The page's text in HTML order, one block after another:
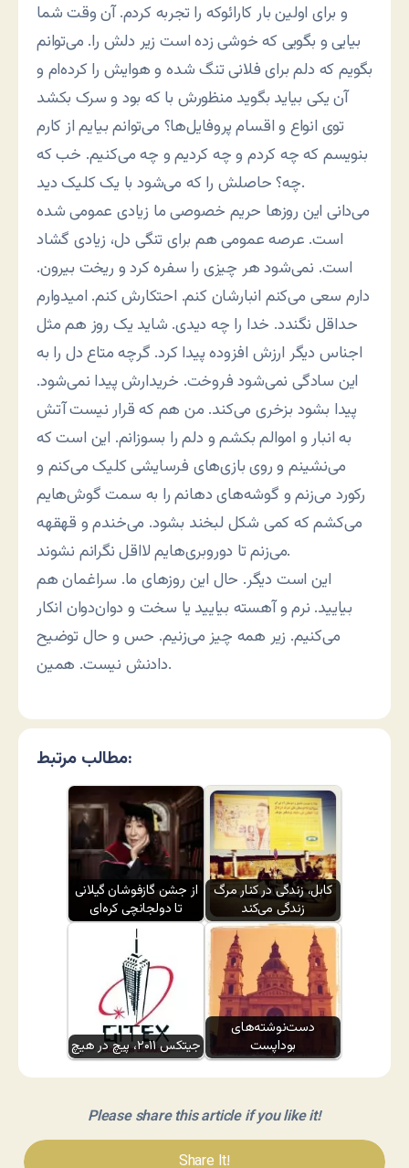
و برای اولین بار کارائوکه را تجربه کردم. آن وقت شما
بیایی و بگویی که خوشی زده است زیر دلش را. می‌توانم
بگویم که دلم برای فلانی تنگ شده و هوایش را کرده‌ام و
آن یکی بیاید بگوید منظورش با که بود و سرک بکشد
توی انواع و اقسام پروفایل‌ها؟ می‌توانم بیایم از کارم
بنویسم که چه کردم و چه کردیم و چه می‌کنیم. خب که
چه؟ حاصلش را که می‌شود با یک کلیک دید.
می‌دانی این روزها حریم خصوصی ما زیادی عمومی شده
است. عرصه عمومی هم برای تنگی دل، زیادی گشاد
است. نمی‌شود هر چیزی را سفره کرد و ریخت بیرون.
دارم سعی می‌کنم انبارشان کنم. احتکارش کنم. امیدوارم
حداقل نگندد. خدا را چه دیدی. شاید یک روز هم مثل
اجناس دیگر ارزش افزوده پیدا کرد. گرچه متاع دل را به
این سادگی نمی‌شود فروخت. خریدارش پیدا نمی‌شود.
پیدا بشود بزخری می‌کند. من هم که قرار نیست آتش
به انبار و اموالم بکشم و دلم را بسوزانم. این است که
می‌نشینم و روی بازی‌های فرسایشی کلیک می‌کنم و
رکورد می‌زنم و گوشه‌های دهانم را به سمت گوش‌هایم
می‌کشم که کمی شکل لبخند بشود. می‌خندم و قهقهه
می‌زنم تا دوروبری‌هایم لااقل نگرانم نشوند.
این است دیگر. حال این روزهای ما. سراغمان هم
بیایید. نرم و آهسته بیایید یا سخت و دوان‌دوان انکار
می‌کنیم. زیر همه چیز می‌زنیم. حس و حال توضیح
دادنش نیست. همین.
مطالب مرتبط:
از جشن گازفوشان گیلانی
تا دولجانچی کره‌ای
کابل، زندگی در کنار مرگ
زندگی می‌کند
جیتکس ۲۰۱۱، پیچ در هیچ
دست‌نوشته‌های
بوداپست
Please share this article if you like it!
Share It!